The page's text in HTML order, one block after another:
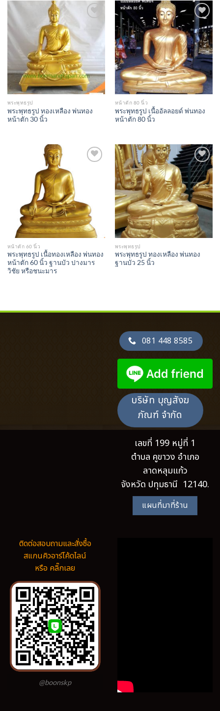
พระพุทธรูป
พระพุทธรูป ทองเหลือง พ่นทอง
หน้าตัก 30 นิ้ว
Add to
Wishlist
หน้าตัก 80 นิ้ว
พระพุทธรูป เนื้ออัลลอยด์ พ่นทอง
หน้าตัก 80 นิ้ว
หน้าตัก 60 นิ้ว
พระพุทธรูป เนื้อทองเหลือง พ่นทอง
หน้าตัก 60 นิ้ว ฐานบัว ปางมาร
วิชัย หรือชนะมาร
Add to
Wishlist
พระพุทธรูป
พระพุทธรูป ทองเหลือง พ่นทอง
ฐานบัว 25 นิ้ว
081 448 8585
บริษัท บุญสังฆ
ภัณฑ์ จำกัด
เลขที่ 199 หมู่ที่ 1
ตำบล คูขาวง อำเภอ
ลาดหลุมแก้ว
จังหวัด ปทุมธานี 12140.
แผนที่มาที่ร้าน
ติดต่อสอบถามและสั่งซื้อ
สแกนคิวอาร์โค้ดไลน์
หรือ คลิ๊กเลย
@boonskp